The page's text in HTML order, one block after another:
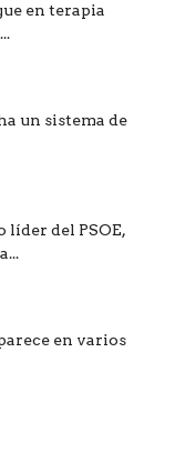
en terapia
un sistema de
líder del PSOE,
en varios